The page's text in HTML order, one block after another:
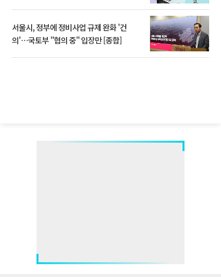
서울시, 정부에 정비사업 규제 완화 '건
의'⋯국토부 "협의 중" 입장만 [종합]